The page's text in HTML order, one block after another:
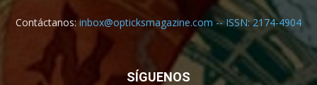
Contáctanos:inbox@opticksmagazine.com -- ISSN: 2174-4904
SÍGUENOS